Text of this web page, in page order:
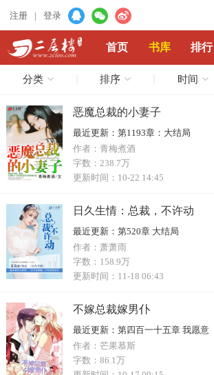
注册 | 登录
首页 书库 排行
分类 排序 时间
恶魔总裁的小妻子
最近更新： 第1193章：大结局
作者： 青梅煮酒
字数： 238.7万
更新时间： 10-22 14:45
日久生情：总裁，不许动
最近更新：
第520章 大结局
作者： 萧萧雨
字数： 158.9万
更新时间： 11-18 06:43
不嫁总裁嫁男仆
最近更新： 第四百一十五章 我愿意
作者： 芒果慕斯
字数： 86.1万